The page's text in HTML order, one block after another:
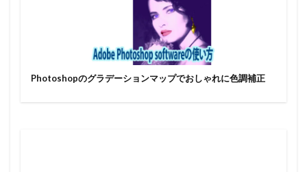
Photoshopのグラデーションマップでおしゃれに色調補正